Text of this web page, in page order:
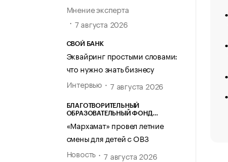
Мнение эксперта
7 августа 2026
СВОЙ БАНК
Эквайринг простыми словами:
что нужно знать бизнесу
Интервью
7 августа 2026
БЛАГОТВОРИТЕЛЬНЫЙ
ОБРАЗОВАТЕЛЬНЫЙ ФОНД
«Мархамат» провел летние
смены для детей с ОВЗ
Новость
7 августа 2026